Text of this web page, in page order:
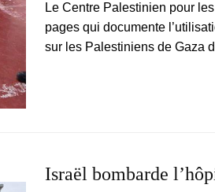
Le Centre Palestinien pour
pages qui documente
sur les Palestiniens de Gaza
Israël bombarde